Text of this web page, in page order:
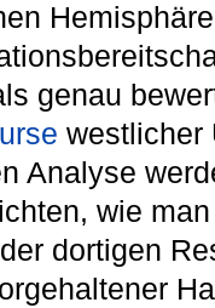
genau
westlicher
Analyse
wie
dortigen